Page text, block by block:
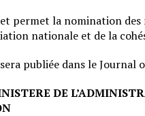
permet la nomination
nationale et de la
publiée dans le Journal
DE